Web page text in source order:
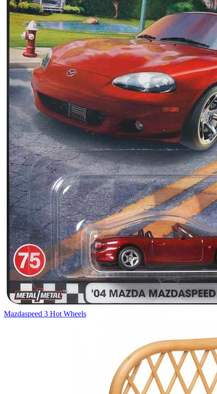
Mazdaspeed 3 Hot Wheels